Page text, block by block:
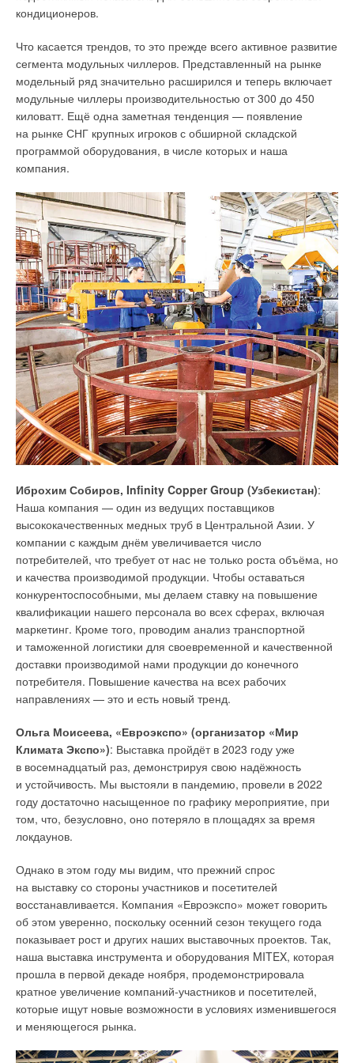
кондиционеров.
Что касается трендов, то это прежде всего активное развитие
сегмента модульных чиллеров. Представленный на рынке
модельный ряд значительно расширился и теперь включает
модульные чиллеры производительностью от 300 до 450
киловатт. Ещё одна заметная тенденция — появление
на рынке СНГ крупных игроков с обширной складской
программой оборудования, в числе которых и наша
компания.
Иброхим Собиров, Infinity Copper Group (Узбекистан):
Наша компания — один из ведущих поставщиков
высококачественных медных труб в Центральной Азии. У
компании с каждым днём увеличивается число
потребителей, что требует от нас не только роста объёма, но
и качества производимой продукции. Чтобы оставаться
конкурентоспособными, мы делаем ставку на повышение
квалификации нашего персонала во всех сферах, включая
маркетинг. Кроме того, проводим анализ транспортной
и таможенной логистики для своевременной и качественной
доставки производимой нами продукции до конечного
потребителя. Повышение качества на всех рабочих
направлениях — это и есть новый тренд.
Ольга Моисеева, «Евроэкспо» (организатор «Мир
Климата Экспо»): Выставка пройдёт в 2023 году уже
в восемнадцатый раз, демонстрируя свою надёжность
и устойчивость. Мы выстояли в пандемию, провели в 2022
году достаточно насыщенное по графику мероприятие, при
том, что, безусловно, оно потеряло в площадях за время
локдаунов.
Однако в этом году мы видим, что прежний спрос
на выставку со стороны участников и посетителей
восстанавливается. Компания «Евроэкспо» может говорить
об этом уверенно, поскольку осенний сезон текущего года
показывает рост и других наших выставочных проектов. Так,
наша выставка инструмента и оборудования MITEX, которая
прошла в первой декаде ноября, продемонстрировала
кратное увеличение компаний-участников и посетителей,
которые ищут новые возможности в условиях изменившегося
и меняющегося рынка.
на отопление и вентиляцию
блокированной застройки) и общественных зданий, а также
нормируемого на первом этапе повышения их
энергоэффективности, и новая таблица классов
энергетической эффективности не только для
многоквартирных домов, но и для других гражданских
зданий.
4. Для контроля за реализацией предложенной программы
необходимо восстановить участие экспертизы
проектной документации в области
энергоэффективности зданий , предусмотренной
основополагающими федеральными документами №261-ФЗ
и ПП РФ №18*. Утверждает класс энергоэффективности
построенного и капитально отремонтированного
многоквартирного дома или общественного здания согласно
№261-ФЗ Госстройнадзор, но эта организация расчёты
не проводит и не проверяет их, а должна ориентироваться
на результаты заключения экспертизы по проектной
документации и подтверждение застройщиком этих
результатов с использованием инструментально-расчётных
методов при вводе здания в эксплуатацию.
5. В пп. 5–8 «Правил…» рассматриваемого проекта приказа
Минстроя указывается, что акт проверки соответствия
эффективности составляется в том числе « на основании
декларации о фактических значениях удельных
величин расхода энергетических ресурсов, которая
подаётся в произвольной форме». Но зачем создавать
лишний документ, да ещё и в произвольной форме (что
предусматривает необязательность его выполнения), когда
в проектной документации обязателен энергетический
паспорт, в котором предусмотрено включение фактических
и расчётных значений удельных величин годового расхода
энергетических ресурсов? Для установления правильности
режима работы системы отопления здания и выявления
резервов экономии тепловой энергии при их эксплуатации
важно сопоставлять фактическое теплопотребление здания
приборам учёта и пересчитанное на нормализованный
отопительный период с предложенным нами
коэффициентом пересчёта при регулировании подачи
теплоты по оптимизированному температурному графику,
с ожидаемым проектным теплопотреблением, рассчитанным
на фактический уровень заселения квартир по
разработанной нами методике.
* Когда автор указал разработчикам приказов Минстроя
№1550 и №399, развивающим эти документы, на отсутствие
экспертизы в оценке энергоэффективности зданий, ему было
сказано: «Зачем повторять то, что есть в
основополагающем документе ?». Теперь, когда вместо ПП
РФ основополагающим документом становится приказ
Минстроя, устранение экспертизы узаконивается.
6. Поскольку в п. 5 «Требований…» рассматриваемого
проекта приказа Минстроя в перечисленных актах «Перечня